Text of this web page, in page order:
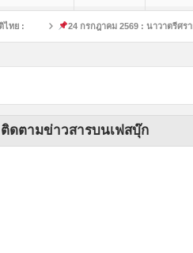
24 กรกฎาคม 2569 : นาวาตรีศรายุทธ พัฒ
ติดตามข่าวสารบนเฟสบุ๊ก